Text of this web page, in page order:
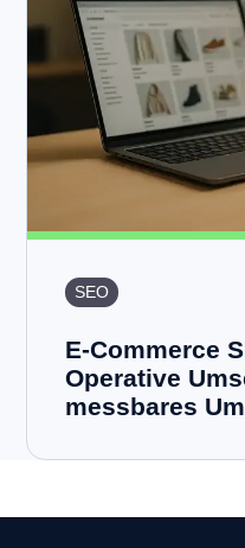
SEO
E-Commerce
Operative
messbares